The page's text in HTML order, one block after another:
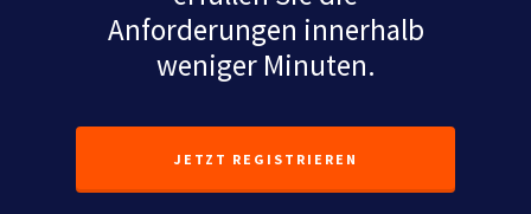
Anforderungen innerhalb
weniger Minuten.
JETZT REGISTRIEREN